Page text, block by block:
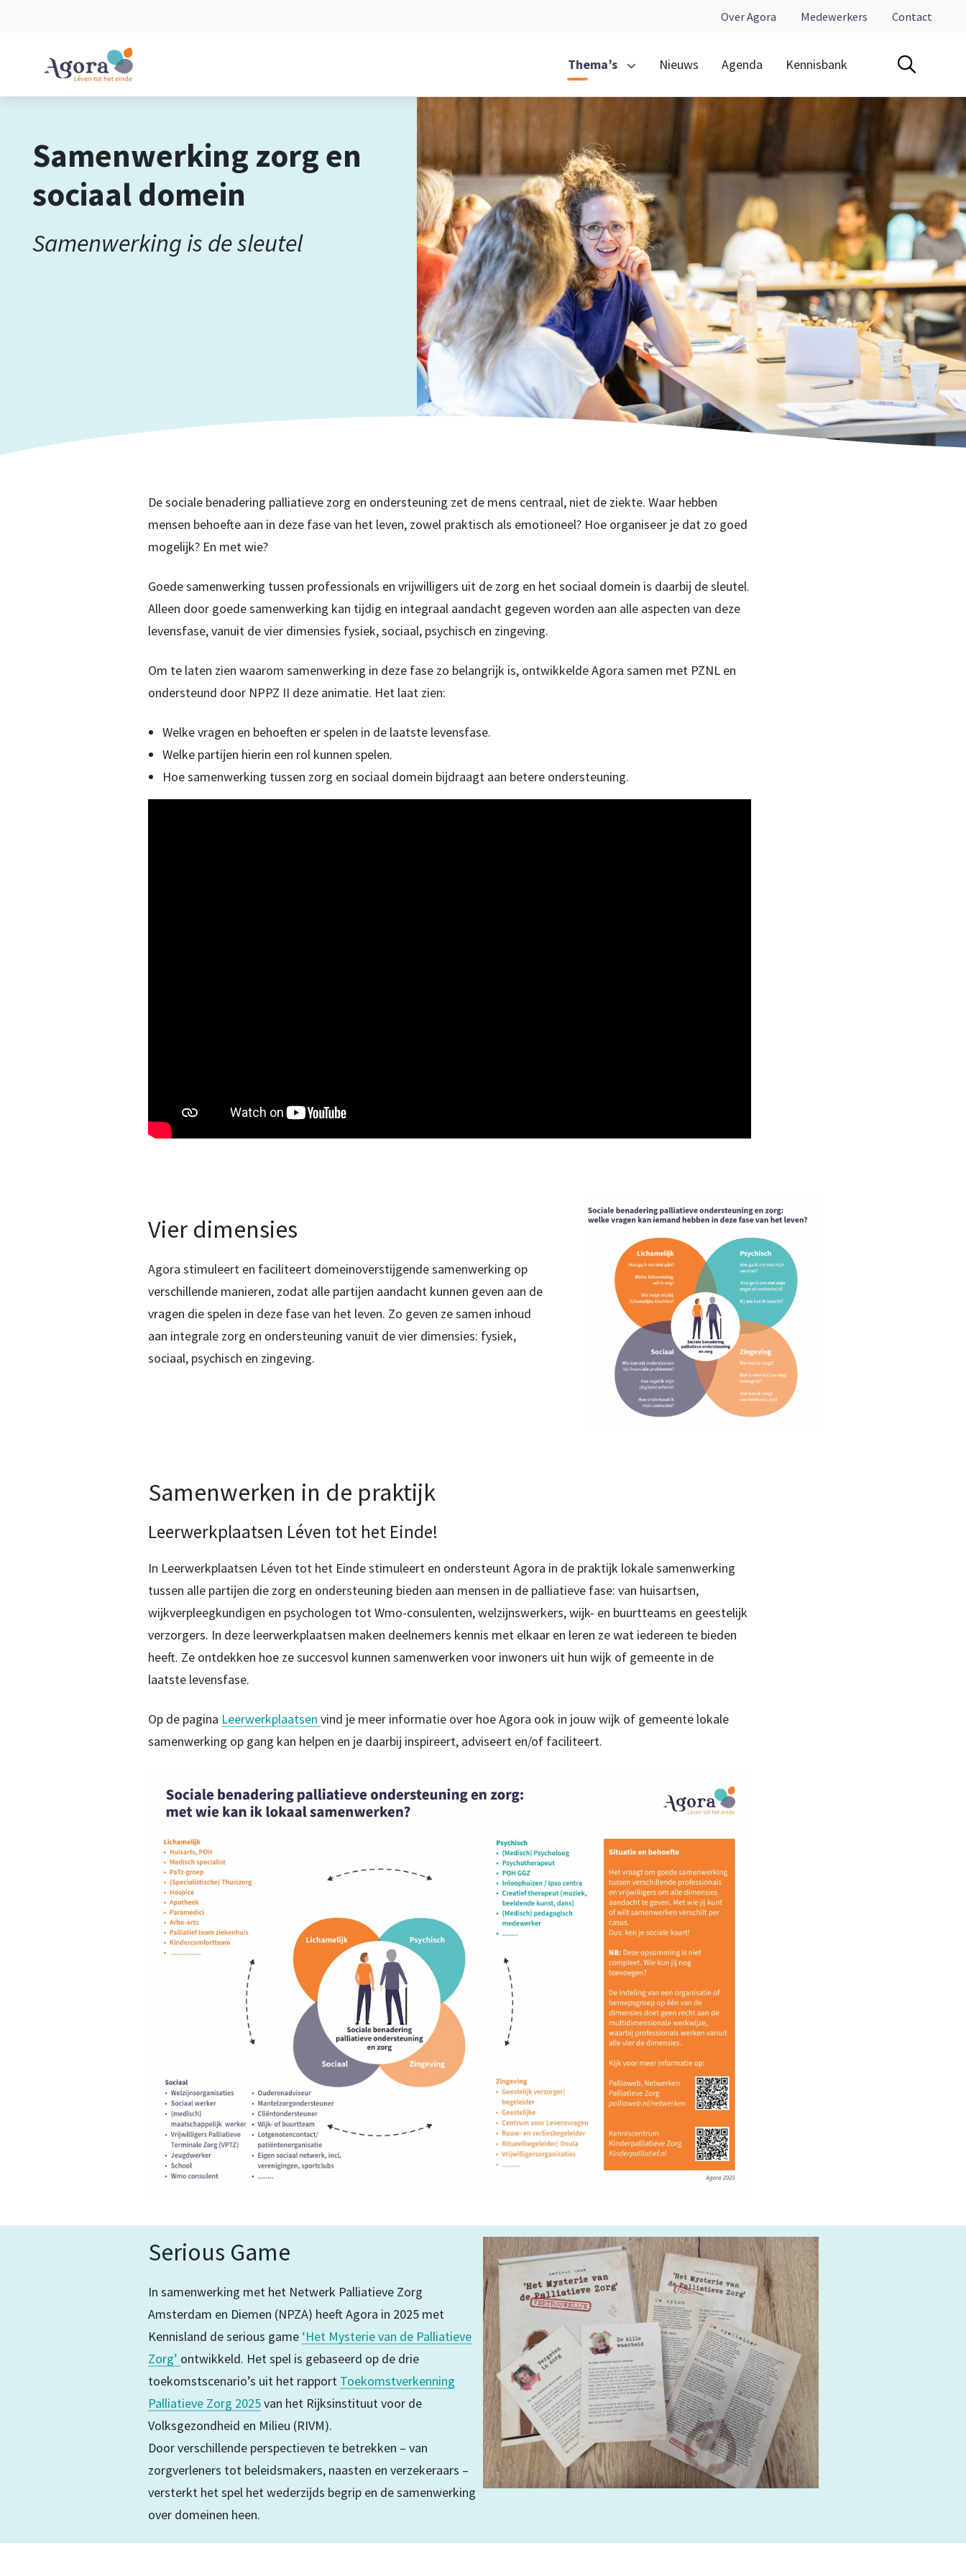
Over Agora Medewerkers Contact
Thema’s Nieuws Agenda Kennisbank
Samenwerking zorg en
sociaal domein
Samenwerking is de sleutel
De sociale benadering palliatieve zorg en ondersteuning zet de mens centraal, niet de ziekte. Waar hebben
mensen behoefte aan in deze fase van het leven, zowel praktisch als emotioneel? Hoe organiseer je dat zo goed
mogelijk? En met wie?
Goede samenwerking tussen professionals en vrijwilligers uit de zorg en het sociaal domein is daarbij de sleutel.
Alleen door goede samenwerking kan tijdig en integraal aandacht gegeven worden aan alle aspecten van deze
levensfase, vanuit de vier dimensies fysiek, sociaal, psychisch en zingeving.
Om te laten zien waarom samenwerking in deze fase zo belangrijk is, ontwikkelde Agora samen met PZNL en
ondersteund door NPPZ II deze animatie. Het laat zien:
Welke vragen en behoeften er spelen in de laatste levensfase.
Welke partijen hierin een rol kunnen spelen.
Hoe samenwerking tussen zorg en sociaal domein bijdraagt aan betere ondersteuning.
Vier dimensies
Agora stimuleert en faciliteert domeinoverstijgende samenwerking op
verschillende manieren, zodat alle partijen aandacht kunnen geven aan de
vragen die spelen in deze fase van het leven. Zo geven ze samen inhoud
aan integrale zorg en ondersteuning vanuit de vier dimensies: fysiek,
sociaal, psychisch en zingeving.
Samenwerken in de praktijk
Leerwerkplaatsen Léven tot het Einde!
In Leerwerkplaatsen Léven tot het Einde stimuleert en ondersteunt Agora in de praktijk lokale samenwerking
tussen alle partijen die zorg en ondersteuning bieden aan mensen in de palliatieve fase: van huisartsen,
wijkverpleegkundigen en psychologen tot Wmo-consulenten, welzijnswerkers, wijk- en buurtteams en geestelijk
verzorgers. In deze leerwerkplaatsen maken deelnemers kennis met elkaar en leren ze wat iedereen te bieden
heeft. Ze ontdekken hoe ze succesvol kunnen samenwerken voor inwoners uit hun wijk of gemeente in de
laatste levensfase.
Op de pagina Leerwerkplaatsen vind je meer informatie over hoe Agora ook in jouw wijk of gemeente lokale
samenwerking op gang kan helpen en je daarbij inspireert, adviseert en/of faciliteert.
Serious Game
In samenwerking met het Netwerk Palliatieve Zorg
Amsterdam en Diemen (NPZA) heeft Agora in 2025 met
Kennisland de serious game ‘Het Mysterie van de Palliatieve
Zorg’ ontwikkeld. Het spel is gebaseerd op de drie
toekomstscenario’s uit het rapport Toekomstverkenning
Palliatieve Zorg 2025van het Rijksinstituut voor de
Volksgezondheid en Milieu (RIVM).
Door verschillende perspectieven te betrekken – van
zorgverleners tot beleidsmakers, naasten en verzekeraars –
versterkt het spel het wederzijds begrip en de samenwerking
over domeinen heen.